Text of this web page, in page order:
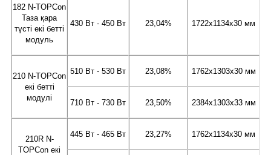
182 N-TOPCon
Таза қара
түсті екі бетті
модуль
430 Вт - 450 Вт 23,04% 1722x1134x30 мм
210 N-TOPCon
екі бетті
модулі
510 Вт - 530 Вт 23,08% 1762x1303x30 мм
710 Вт - 730 Вт 23,50% 2384x1303x33 мм
210R N-
TOPCon екі
445 Вт - 465 Вт 23,27% 1762x1134x30 мм